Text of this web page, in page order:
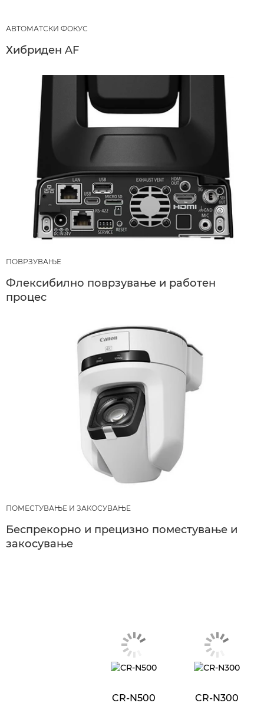
АВТОМАТСКИ ФОКУС
Хибриден AF
ПОВРЗУВАЊЕ
Флексибилно поврзување и работен
процес
ПОМЕСТУВАЊЕ И ЗАКОСУВАЊЕ
Беспрекорно и прецизно поместување и
закосување
CR-N500 CR-N300